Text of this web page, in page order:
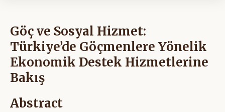
Göç ve Sosyal Hizmet:
Türkiye’de Göçmenlere Yönelik
Ekonomik Destek Hizmetlerine
Bakış
Abstract